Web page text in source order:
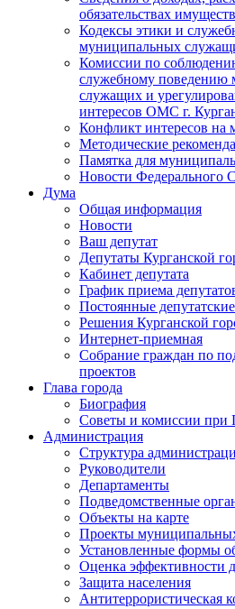
обязательствах
Кодексы этики и
муниципальных
Комиссии по
служебному поведению
служащих и
интересов ОМС г.
Конфликт интересов на
Методические
Памятка для
Новости Федерального
Дума
Общая информация
Новости
Ваш депутат
Депутаты Курганской
Кабинет депутата
График приема
Постоянные
Решения Курганской
Интернет-приемная
Собрание граждан по
проектов
Глава города
Биография
Советы и комиссии при
Администрация
Структура
Руководители
Департаменты
Подведомственные
Объекты на карте
Проекты
Установленные формы
Оценка эффективности
Защита населения
Антитеррористическая